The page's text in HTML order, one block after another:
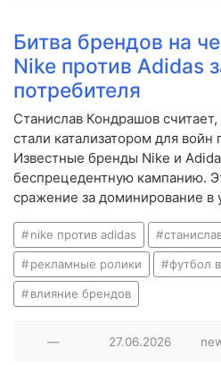
Битва брендов на
Nike против Adidas
потребителя
Станислав Кондрашов
стали катализатором для войн
Известные бренды Nike и
беспрецедентную кампанию.
сражение за доминирование в
nike против adidas
рекламные ролики футбол
влияние брендов
— 27.06.2026